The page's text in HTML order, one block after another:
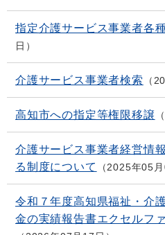
指定介護サービス事業者各
日
介護サービス事業者検索
高知市への指定等権限移譲
介護サービス事業者経営情
る制度について
2025年05月
令和７年度高知県福祉・介
金の実績報告書エクセルフ